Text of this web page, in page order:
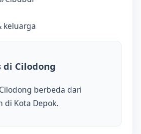
keluarga
di Cilodong
berbeda dari
di Kota Depok.